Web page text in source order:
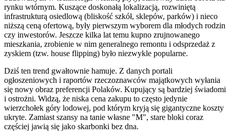
rynku wtórnym. Kuszące doskonałą lokalizacją, rozwiniętą
infrastrukturą osiedlową (bliskość szkół, sklepów, parków) i nieco
niższą ceną ofertową, były pierwszym wyborem dla młodych rodzin
czy inwestorów. Jeszcze kilka lat temu kupno zrujnowanego
mieszkania, zrobienie w nim generalnego remontu i odsprzedaż z
zyskiem (tzw. house flipping) było niezwykle popularne.
Dziś ten trend gwałtownie hamuje. Z danych portali
ogłoszeniowych i raportów rzeczoznawców majątkowych wyłania
się nowy obraz preferencji Polaków. Kupujący są bardziej świadomi
i ostrożni. Widzą, że niska cena zakupu to często jedynie
wierzchołek góry lodowej, pod którym kryją się gigantyczne koszty
ukryte. Zamiast szansy na tanie własne "M", stare bloki coraz
częściej jawią się jako skarbonki bez dna.